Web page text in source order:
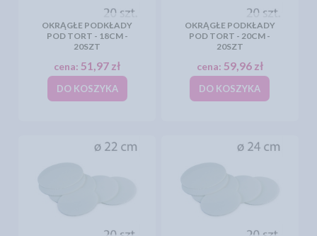
OKRĄGŁE PODKŁADY
POD TORT - 18CM -
20SZT
cena:51,97 zł
DO KOSZYKA
OKRĄGŁE PODKŁADY
POD TORT - 20CM -
20SZT
cena: 59,96 zł
DO KOSZYKA